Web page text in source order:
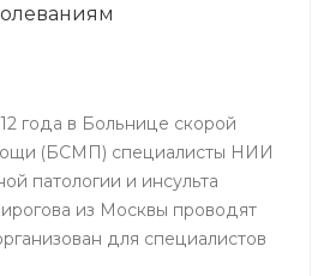
года в Больнице скорой
(БСМП) специалисты НИИ
патологии и инсульта
из Москвы проводят
для специалистов